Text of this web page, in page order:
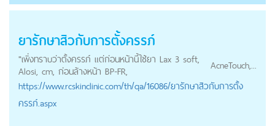
ยารักษาสิวกับการตั้งครรภ์
"เพิ่งทราบว่าตั้งครรภ์ แต่ก่อนหน้านี้ใช้ยา Lax 3 soft,
Alosi, cm, ก่อนล้างหน้า BP-FR,
AcneTouch,...
https://www.rcskinclinic.com/th/qa/16086/ยารักษาสิวกับการตั้ง
ครรภ์.aspx